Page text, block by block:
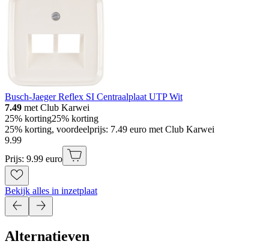
Busch-Jaeger Reflex SI Centraalplaat UTP Wit
7.49 met Club Karwei
25% korting25% korting
25% korting, voordeelprijs: 7.49 euro met Club Karwei
9.99
Prijs: 9.99 euro
Bekijk alles in inzetplaat
Alternatieven